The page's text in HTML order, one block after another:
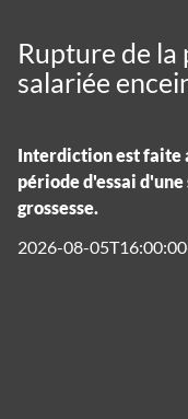
Rupture de la
salariée
Interdiction est faite
période d'essai
grossesse.
2026-08-